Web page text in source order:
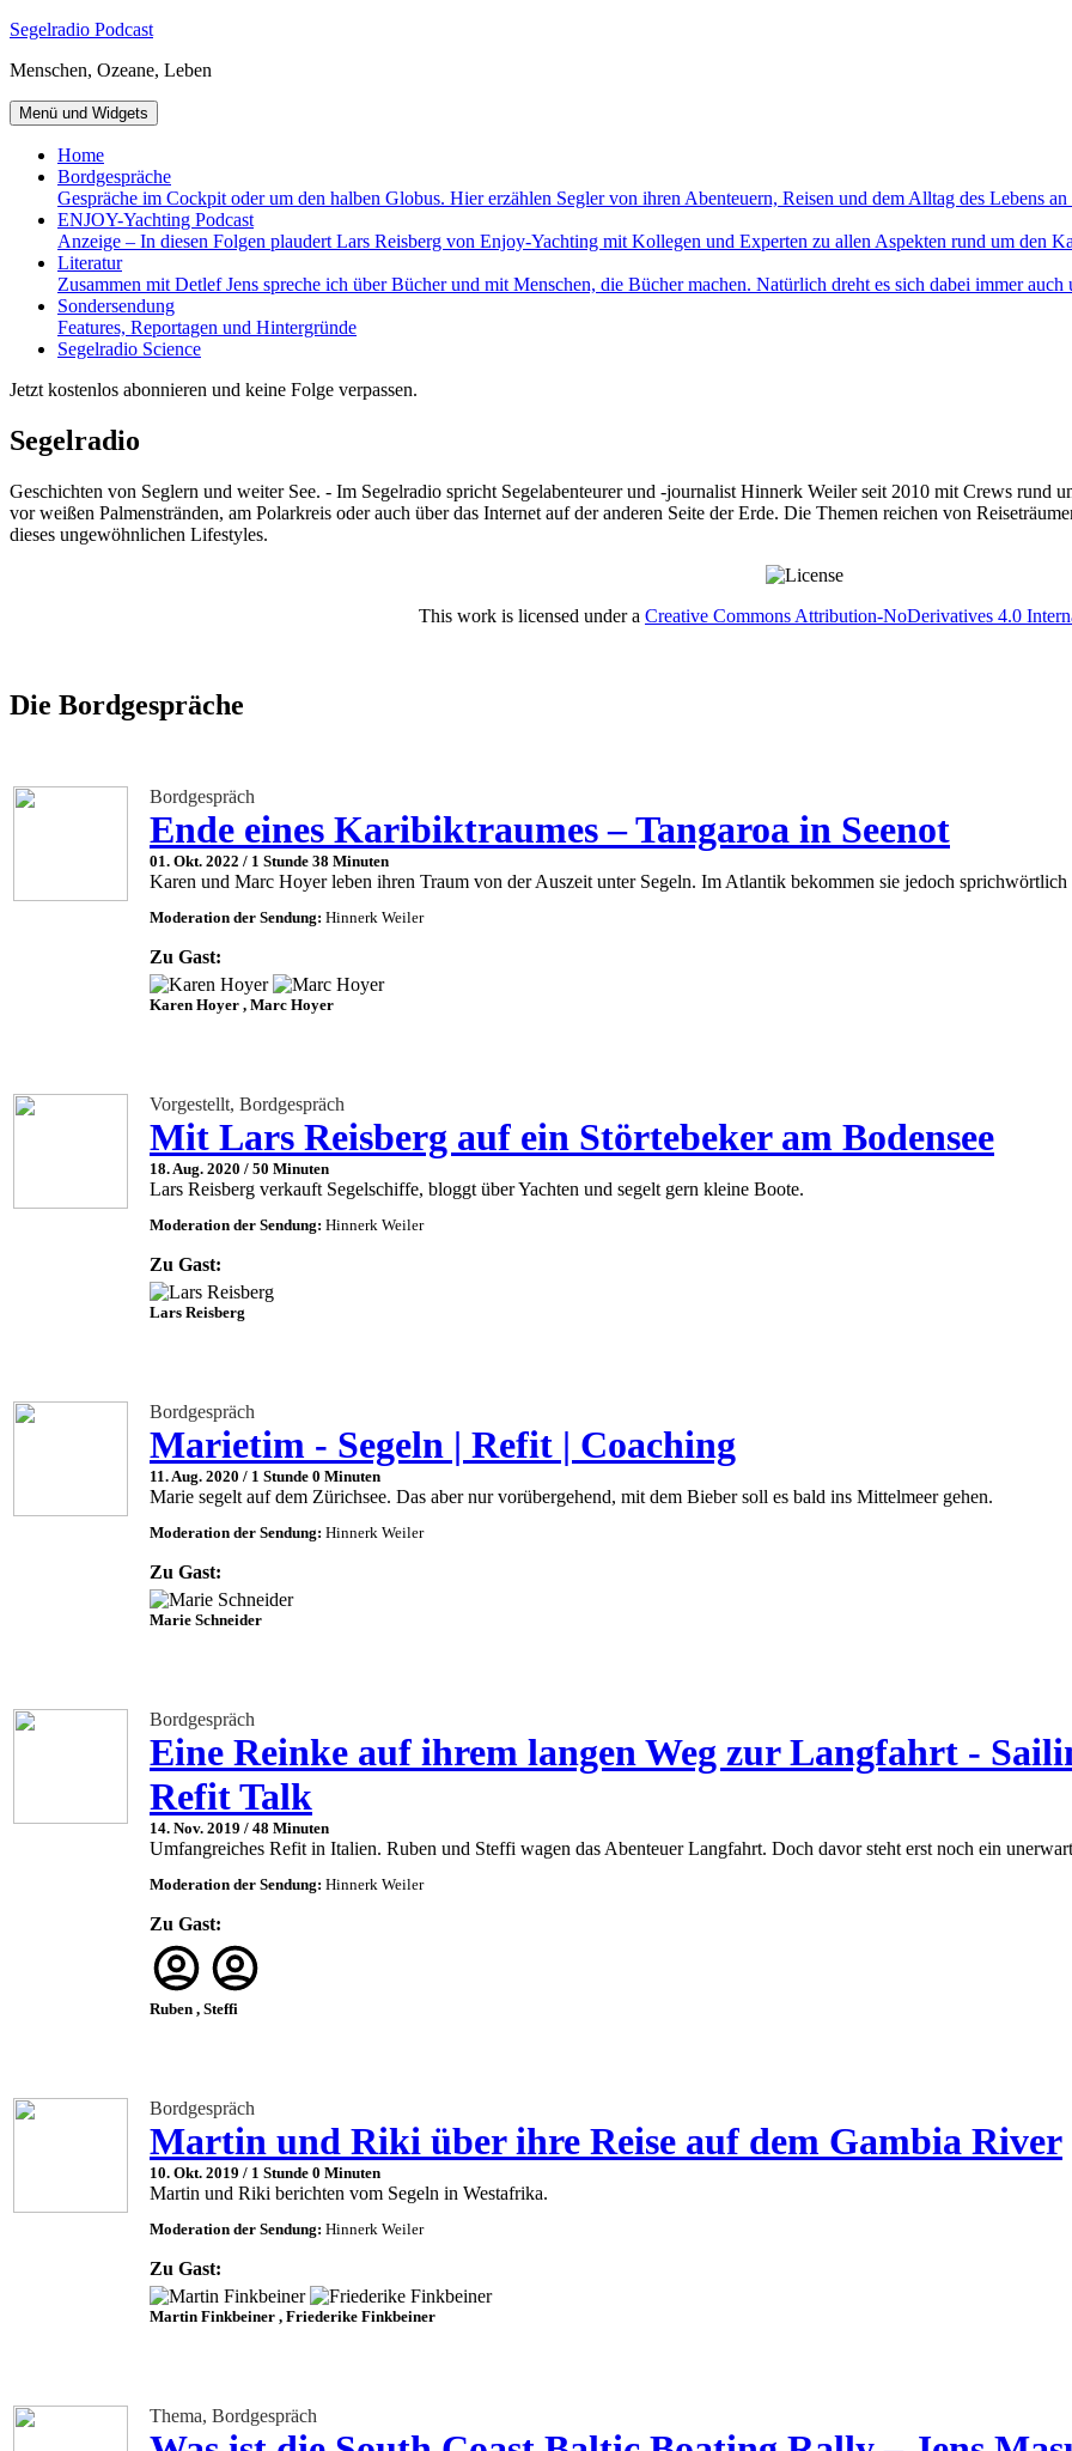
Zum
springen
Segelradio Podcast
Menschen, Ozeane, Leben
Menü und Widgets
Home
Bordgespräche
Gespräche im Cockpit oder um den halben Globus. Hier erzählen Segler von ihren Abenteuern, Reisen und dem Alltag des Lebens
ENJOY-Yachting Podcast
Anzeige – In diesen Folgen plaudert Lars Reisberg von Enjoy-Yachting mit Kollegen und Experten zu allen Aspekten rund um den
Literatur
Zusammen mit Detlef Jens spreche ich über Bücher und mit Menschen, die Bücher machen. Natürlich dreht es sich dabei immer auch
Sondersendung
Features, Reportagen und Hintergründe
Segelradio Science
Jetzt kostenlos abonnieren und keine Folge verpassen.
Segelradio
Geschichten von Seglern und weiter See. - Im Segelradio spricht Segelabenteurer und -journalist Hinnerk Weiler seit 2010 mit Crews rund
vor weißen Palmenstränden, am Polarkreis oder auch über das Internet auf der anderen Seite der Erde. Die Themen reichen von
dieses ungewöhnlichen Lifestyles.
This work is licensed under a Creative Commons Attribution-NoDerivatives 4.0
Die Bordgespräche
Bordgespräch
Ende eines Karibiktraumes – Tangaroa in Seenot
01. Okt. 2022 / 1 Stunde 38 Minuten
Karen und Marc Hoyer leben ihren Traum von der Auszeit unter Segeln. Im Atlantik bekommen sie jedoch sprichwörtlich
Moderation der Sendung: Hinnerk Weiler
Zu Gast:
Karen Hoyer , Marc Hoyer
Vorgestellt, Bordgespräch
Mit Lars Reisberg auf ein Störtebeker am Bodensee
18. Aug. 2020 / 50 Minuten
Lars Reisberg verkauft Segelschiffe, bloggt über Yachten und segelt gern kleine Boote.
Moderation der Sendung: Hinnerk Weiler
Zu Gast:
Lars Reisberg
Bordgespräch
Marietim - Segeln | Refit | Coaching
11. Aug. 2020 / 1 Stunde 0 Minuten
Marie segelt auf dem Zürichsee. Das aber nur vorübergehend, mit dem Bieber soll es bald ins Mittelmeer gehen.
Moderation der Sendung: Hinnerk Weiler
Zu Gast:
Marie Schneider
Bordgespräch
Eine Reinke auf ihrem langen Weg zur Langfahrt -
Refit Talk
14. Nov. 2019 / 48 Minuten
Umfangreiches Refit in Italien. Ruben und Steffi wagen das Abenteuer Langfahrt. Doch davor steht erst noch ein
Moderation der Sendung: Hinnerk Weiler
Zu Gast:
Ruben , Steffi
Bordgespräch
Martin und Riki über ihre Reise auf dem Gambia River
10. Okt. 2019 / 1 Stunde 0 Minuten
Martin und Riki berichten vom Segeln in Westafrika.
Moderation der Sendung: Hinnerk Weiler
Zu Gast:
Martin Finkbeiner , Friederike Finkbeiner
Thema, Bordgespräch